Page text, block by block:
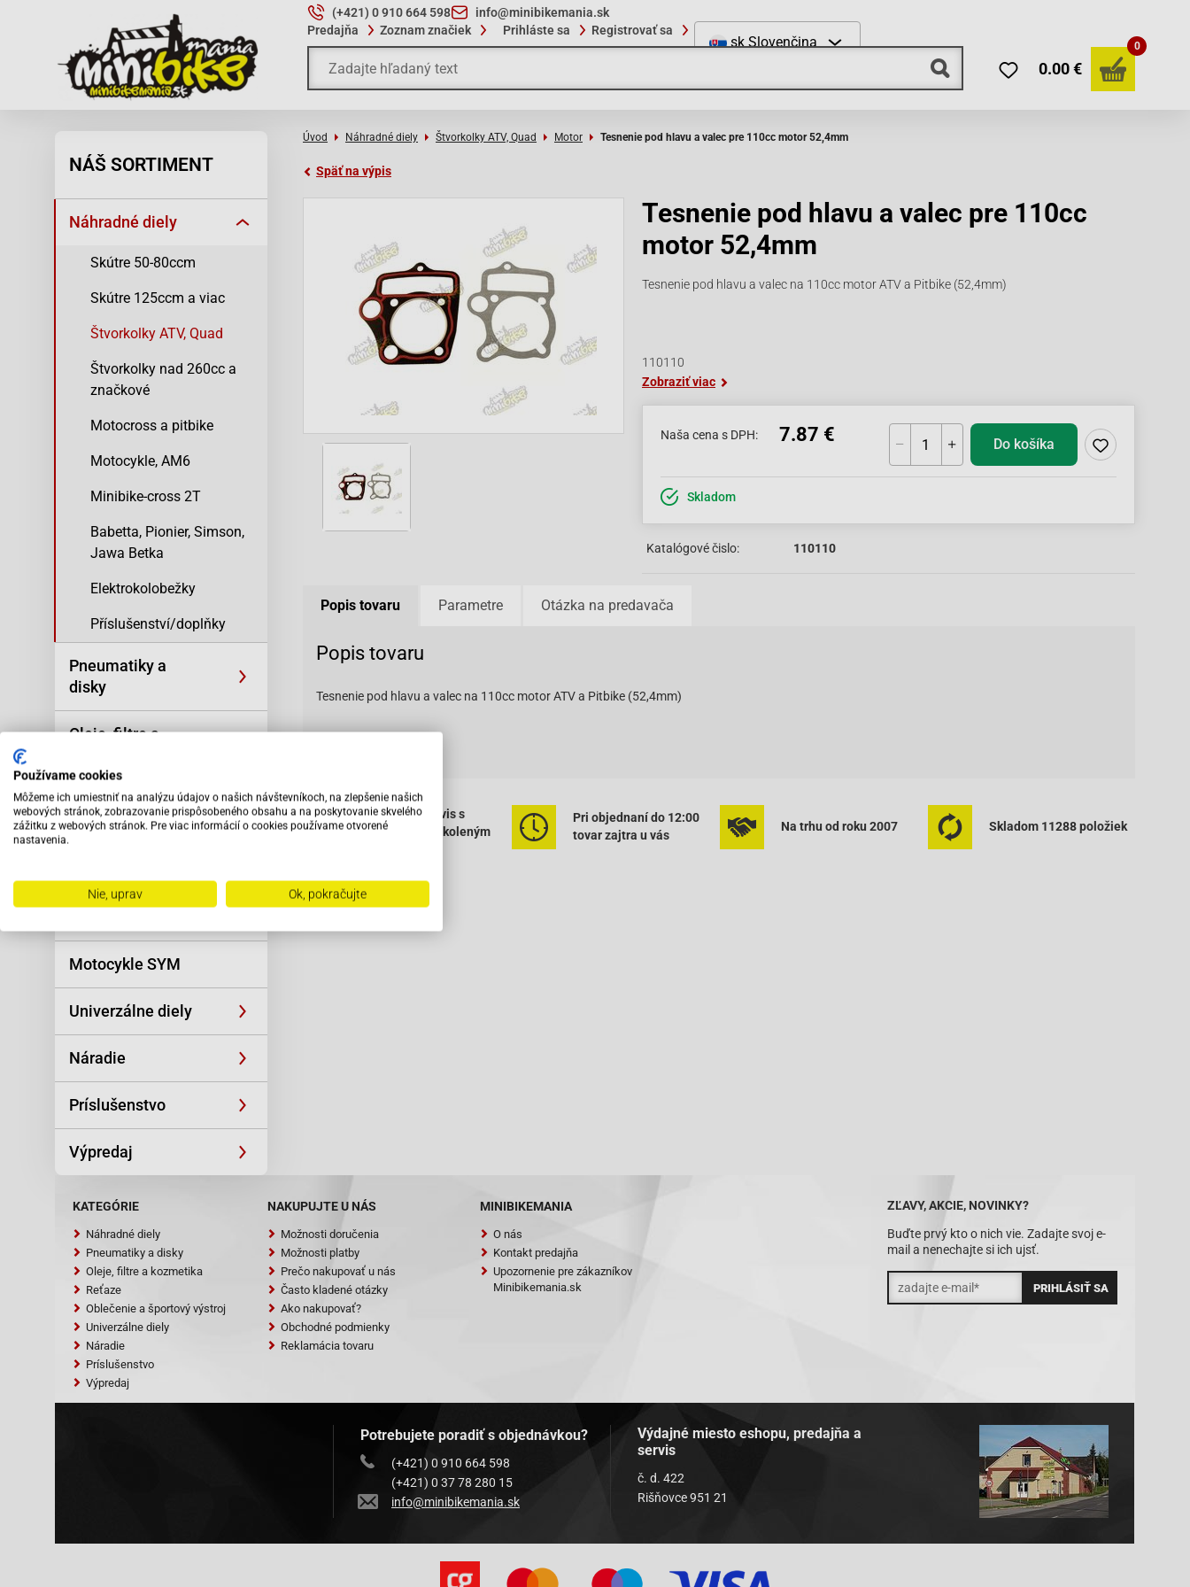
(+421) 0 910 664 598
info@minibikemania.sk
Predajňa
Zoznam značiek Prihláste sa Registrovať sa
sk Slovenčina
0.00 €
0
NÁŠ SORTIMENT
Náhradné diely
Skútre 50-80ccm
Skútre 125ccm a viac
Štvorkolky ATV, Quad
Štvorkolky nad 260cc a
značkové
Motocross a pitbike
Motocykle, AM6
Minibike-cross 2T
Babetta, Pionier, Simson,
Jawa Betka
Elektrokolobežky
Příslušenství/doplňky
Pneumatiky a
disky
Oleje, filtre a
Reťaze
Motocykle SYM
Univerzálne diely
Náradie
Príslušenstvo
Výpredaj
Úvod Náhradné diely Štvorkolky ATV, Quad Motor Tesnenie pod hlavu a valec pre 110cc motor 52,4mm
Späť na výpis
Tesnenie pod hlavu a valec pre 110cc
motor 52,4mm
Tesnenie pod hlavu a valec na 110cc motor ATV a Pitbike (52,4mm)
110110
Zobraziť viac
Naša cena s DPH: 7.87 € Do košíka
Skladom
Katalógové čislo: 110110
Popis tovaru Parametre Otázka na predavača
Popis tovaru
Tesnenie pod hlavu a valec na 110cc motor ATV a Pitbike (52,4mm)
Vybavený servis s
odborným vyškoleným
Pri objednaní do 12:00
tovar zajtra u vás
Na trhu od roku 2007 Skladom 11288 položiek
ZĽAVY, AKCIE, NOVINKY?
Buďte prvý kto o nich vie. Zadajte svoj e-
mail a nenechajte si ich ujsť.
KATEGÓRIE
Náhradné diely
Pneumatiky a disky
Oleje, filtre a kozmetika
Reťaze
Oblečenie a športový výstroj
Univerzálne diely
Náradie
Príslušenstvo
Výpredaj
NAKUPUJTE U NÁS
Možnosti doručenia
Možnosti platby
Prečo nakupovať u nás
Často kladené otázky
Ako nakupovať?
Obchodné podmienky
Reklamácia tovaru
MINIBIKEMANIA
O nás
Kontakt predajňa
Upozornenie pre zákazníkov
Minibikemania.sk
Potrebujete poradiť s objednávkou?
(+421) 0 910 664 598
(+421) 0 37 78 280 15
info@minibikemania.sk
Výdajné miesto eshopu, predajňa a
servis
č. d. 422
Rišňovce 951 21
Používame cookies
Môžeme ich umiestniť na analýzu údajov o našich návštevníkoch, na zlepšenie našich
webových stránok, zobrazovanie prispôsobeného obsahu a na poskytovanie skvelého
zážitku z webových stránok. Pre viac informácií o cookies používame otvorené
nastavenia.
Nie, uprav Ok, pokračujte